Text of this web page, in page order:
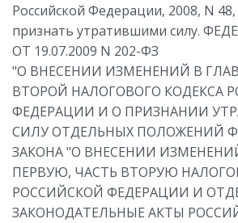
Российской Федерации, 2008, N 48,
признать утратившими силу.
ОТ 19.07.2009 N 202-ФЗ
"О ВНЕСЕНИИ ИЗМЕНЕНИЙ В
ВТОРОЙ НАЛОГОВОГО КОДЕКСА
ФЕДЕРАЦИИ И О ПРИЗНАНИИ
СИЛУ ОТДЕЛЬНЫХ ПОЛОЖЕНИЙ
ЗАКОНА "О ВНЕСЕНИИ
ПЕРВУЮ, ЧАСТЬ ВТОРУЮ
РОССИЙСКОЙ ФЕДЕРАЦИИ И
ЗАКОНОДАТЕЛЬНЫЕ АКТЫ